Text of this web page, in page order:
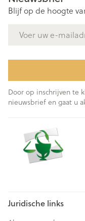
Blijf op de hoogte
Door op inschrijven te
nieuwsbrief en gaat u
Juridische links